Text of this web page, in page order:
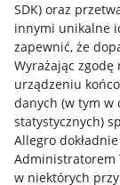
SDK) oraz
innymi unikalne
zapewnić, że
Wyrażając
urządzeniu
danych (w tym w
statystycznych)
Allegro
Administratorem
w niektórych